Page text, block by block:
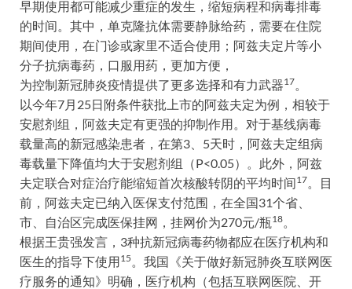
早期使用都可能减少重症的发生，缩短病程和病毒排毒
的时间。其中，单克隆抗体需要静脉给药，需要在住院
期间使用，在门诊或家里不适合使用；阿兹夫定片等小
分子抗病毒药，口服用药，更加方便，
为控制新冠肺炎疫情提供了更多选择和有力武器17。
以今年7月25日附条件获批上市的阿兹夫定为例，相较于
安慰剂组，阿兹夫定有更强的抑制作用。对于基线病毒
载量高的新冠感染患者，在第3、5天时，阿兹夫定组病
毒载量下降值均大于安慰剂组（P<0.05）。此外，阿兹
夫定联合对症治疗能缩短首次核酸转阴的平均时间17。目
前，阿兹夫定已纳入医保支付范围，在全国31个省、
市、自治区完成医保挂网，挂网价为270元/瓶18。
根据王贵强发言，3种抗新冠病毒药物都应在医疗机构和
医生的指导下使用15 。我国《关于做好新冠肺炎互联网医
疗服务的通知》明确，医疗机构（包括互联网医院、开